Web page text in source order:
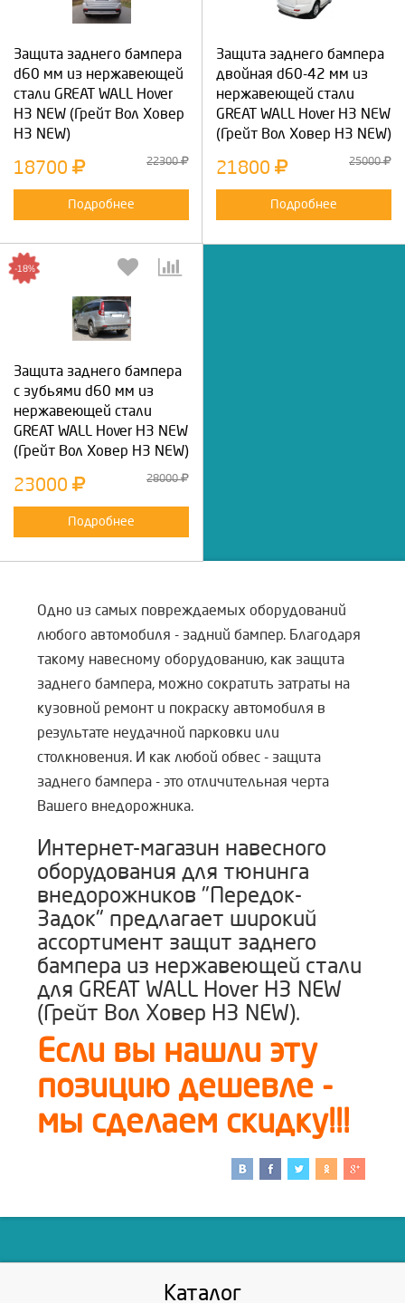
Защита заднего бампера
d60 мм из нержавеющей
стали GREAT WALL Hover
H3 NEW (Грейт Вол Ховер
Н3 NEW)
18700 22300
Подробнее
Защита заднего бампера
двойная d60-42 мм из
нержавеющей стали
GREAT WALL Hover H3 NEW
(Грейт Вол Ховер Н3 NEW)
21800 25000
Подробнее
Защита заднего бампера
с зубьями d60 мм из
нержавеющей стали
GREAT WALL Hover H3 NEW
(Грейт Вол Ховер Н3 NEW)
-18%
23000 28000
Подробнее
Одно из самых повреждаемых оборудований
любого автомобиля - задний бампер. Благодаря
такому навесному оборудованию, как защита
заднего бампера, можно сократить затраты на
кузовной ремонт и покраску автомобиля в
результате неудачной парковки или
столкновения. И как любой обвес - защита
заднего бампера - это отличительная черта
Вашего внедорожника.
Интернет-магазин навесного
оборудования для тюнинга
внедорожников "Передок-
Задок" предлагает широкий
ассортимент защит заднего
бампера из нержавеющей стали
для GREAT WALL Hover H3 NEW
(Грейт Вол Ховер Н3 NEW).
Если вы нашли эту
позицию дешевле -
мы сделаем скидку!!!
Каталог